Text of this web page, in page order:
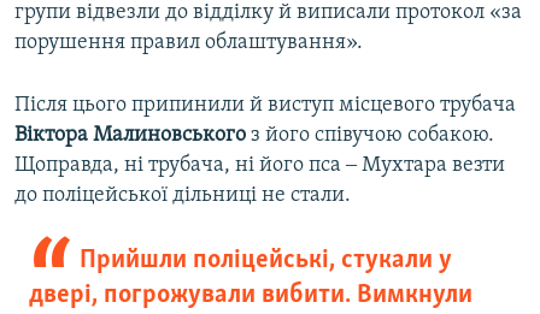
групи відвезли до відділку й виписали протокол «за
порушення правил облаштування».
Після цього припинили й виступ місцевого трубача
Віктора Малиновського з його співучою собакою.
Щоправда, ні трубача, ні його пса ‒ Мухтара везти
до поліцейської дільниці не стали.
Прийшли поліцейські, стукали у
двері, погрожували вибити. Вимкнули